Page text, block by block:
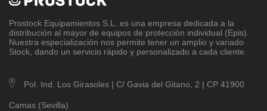
Prostock Equipamientos S.L
. es una empresa dedicada a la
distribución al mayor de equipos de protección individual (Epis).
Nuestra especialización nos permite tener un amplio y variado
Stock, dando un servicio rápido y personalizado a cada cliente.
Pol. Ind. Los Girasoles | C/ Gavia del Gitano, 2 | CP 41900
Camas (Sevilla)